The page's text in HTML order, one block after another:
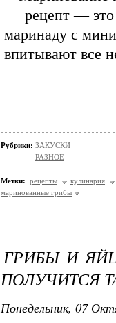
рецепт — это
маринаду с
впитывают все
Рубрики: ЗАКУСКИ
РАЗНОЕ
Метки: рецепты
кулинария
маринованные грибы
ГРИБЫ И
ПОЛУЧИТСЯ
Понедельник, 07